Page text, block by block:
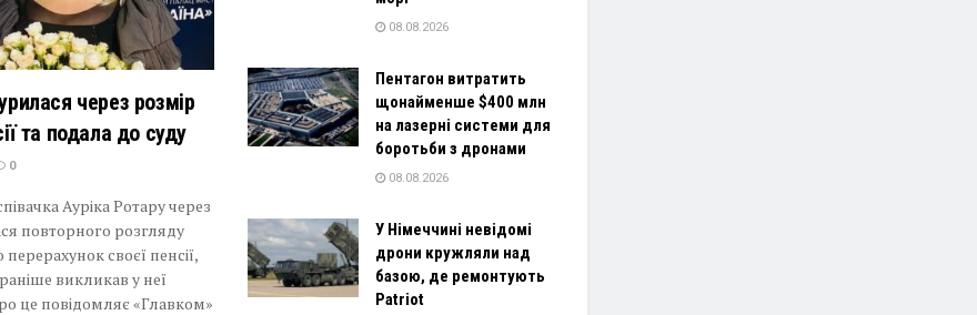
через розмір
та подала до суду
0
Ауріка Ротару через
повторного розгляду
своєї пенсії,
викликав у неї
це повідомляє «Главком»
08.08.2026
Пентагон витратить
щонайменше $400 млн
на лазерні системи для
боротьби з дронами
08.08.2026
У Німеччині невідомі
дрони кружляли над
базою, де ремонтують
Patriot